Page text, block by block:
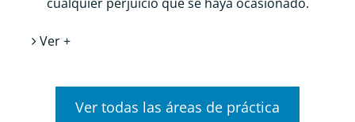
Ver +
Ver todas las áreas de práctica